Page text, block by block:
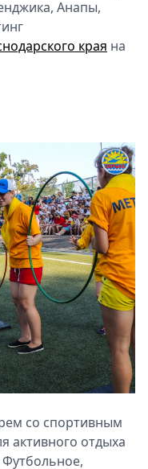
Анапы,
края на
со спортивным
активного отдыха
Футбольное,